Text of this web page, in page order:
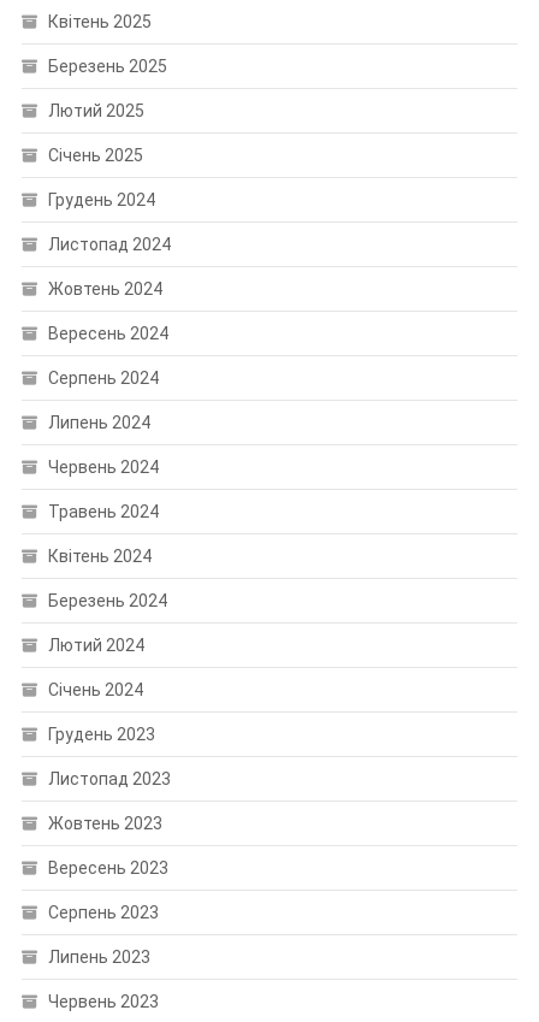
Квітень 2025
Березень 2025
Лютий 2025
Січень 2025
Грудень 2024
Листопад 2024
Жовтень 2024
Вересень 2024
Серпень 2024
Липень 2024
Червень 2024
Травень 2024
Квітень 2024
Березень 2024
Лютий 2024
Січень 2024
Грудень 2023
Листопад 2023
Жовтень 2023
Вересень 2023
Серпень 2023
Липень 2023
Червень 2023